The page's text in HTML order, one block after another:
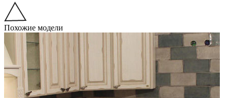
Похожие модели